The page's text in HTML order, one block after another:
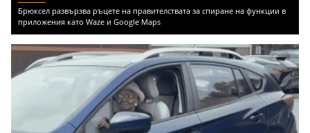
Брюксел развързва ръцете на правителствата за спиране на функции в
приложения като Waze и Google Maps